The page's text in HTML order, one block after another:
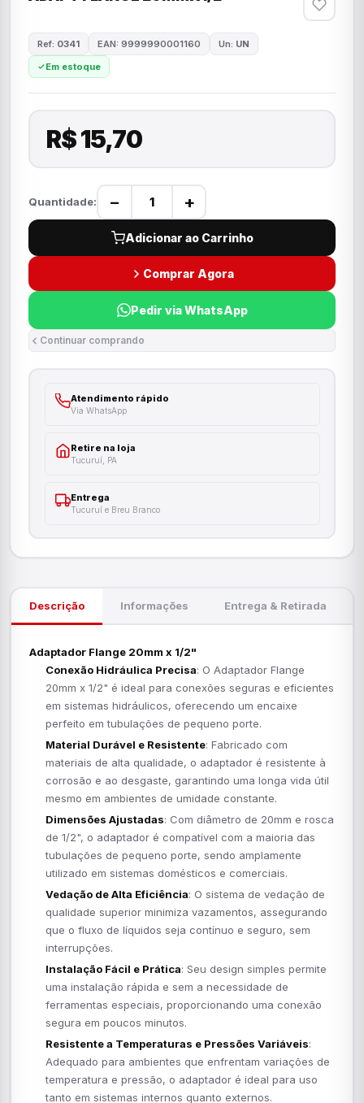
Ref: 0341 EAN: 9999990001160 Un: UN
Em estoque
R$ 15,70
Quantidade: − +
Adicionar ao Carrinho
Comprar Agora
Pedir via WhatsApp
Continuar comprando
Atendimento rápido
Via WhatsApp
Retire na loja
Tucuruí, PA
Entrega
Tucuruí e Breu Branco
Descrição Informações Entrega & Retirada
Adaptador Flange 20mm x 1/2"
Conexão Hidráulica Precisa: O Adaptador Flange
20mm x 1/2" é ideal para conexões seguras e eficientes
em sistemas hidráulicos, oferecendo um encaixe
perfeito em tubulações de pequeno porte.
Material Durável e Resistente: Fabricado com
materiais de alta qualidade, o adaptador é resistente à
corrosão e ao desgaste, garantindo uma longa vida útil
mesmo em ambientes de umidade constante.
Dimensões Ajustadas: Com diâmetro de 20mm e rosca
de 1/2", o adaptador é compatível com a maioria das
tubulações de pequeno porte, sendo amplamente
utilizado em sistemas domésticos e comerciais.
Vedação de Alta Eficiência: O sistema de vedação de
qualidade superior minimiza vazamentos, assegurando
que o fluxo de líquidos seja contínuo e seguro, sem
interrupções.
Instalação Fácil e Prática: Seu design simples permite
uma instalação rápida e sem a necessidade de
ferramentas especiais, proporcionando uma conexão
segura em poucos minutos.
Resistente a Temperaturas e Pressões Variáveis:
Adequado para ambientes que enfrentam variações de
temperatura e pressão, o adaptador é ideal para uso
tanto em sistemas internos quanto externos.